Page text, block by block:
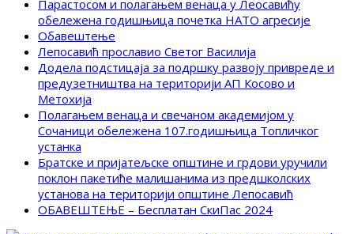
Парастосом и полагањем венаца у Леосавићу
обележена годишњица почетка НАТО агресије
Обавештење
Лепосавић прославио Светог Василија
Додела подстицаја за подршку развоју привреде и
предузетништва на територији АП Косово и
Метохија
Полагањем венаца и свечаном академијом у
Сочаници обележена 107.годишњица Топличког
устанка
Братске и пријатељске општине и грдови уручили
поклон пакетиће малишанима из предшколских
установа на територији општине Лепосавић
ОБАВЕШТЕЊЕ – Бесплатан СкиПас 2024